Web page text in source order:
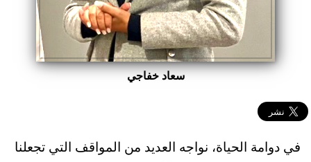
سعاد خفاجي
في دوامة الحياة، نواجه العديد من المواقف التي تجعلنا